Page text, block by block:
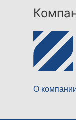
О компании